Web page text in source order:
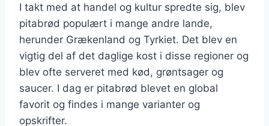
I takt med at handel og kultur spredte sig, blev
pitabrød populært i mange andre lande,
herunder Grækenland og Tyrkiet. Det blev en
vigtig del af det daglige kost i disse regioner og
blev ofte serveret med kød, grøntsager og
saucer. I dag er pitabrød blevet en global
favorit og findes i mange varianter og
opskrifter.